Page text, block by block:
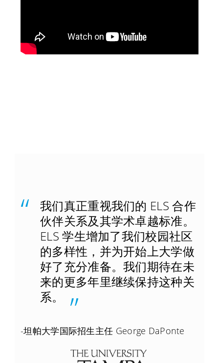
我们真正重视我们的 ELS 合作
伙伴关系及其学术卓越标准。
ELS 学生增加了我们校园社区
的多样性，并为开始上大学做
好了充分准备。我们期待在未
来的更多年里继续保持这种关
系。
-坦帕大学国际招生主任 George DaPonte